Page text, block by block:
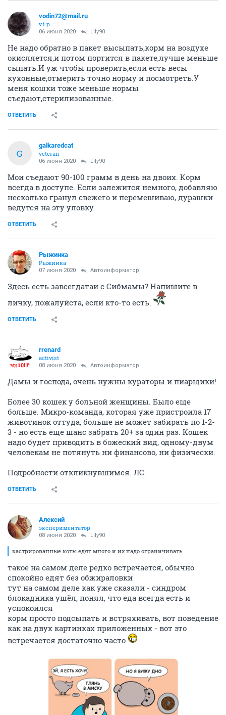
vodin72@mail.ru
v.i.p.
06 июня 2020 Lily90
Не надо обратно в пакет высыпать,корм на воздухе
окисляется,и потом портится в пакете,лучше меньше
сыпать.И уж чтобы проверить,если есть весы
кухонные,отмерить точно норму и посмотреть.У
меня кошки тоже меньше нормы
съедают,стерилизованные.
ОТВЕТИТЬ
G
galkaredcat
veteran
06 июня 2020 Lily90
Мои съедают 90-100 грамм в день на двоих. Корм
всегда в доступе. Если залежится немного, добавляю
несколько гранул свежего и перемешиваю, дурашки
ведутся на эту уловку.
ОТВЕТИТЬ
Рыжинка
Рыжинка
07 июня 2020 Автоинформатор
Здесь есть завсегдатаи с Сибмамы? Напишите в
личку, пожалуйста, если кто-то есть.
ОТВЕТИТЬ
rrenard
activist
08 июня 2020 Автоинформатор
Дамы и господа, очень нужны кураторы и пиарщики!
Более 30 кошек у больной женщины. Было еще
больше. Микро-команда, которая уже пристроила 17
животинок оттуда, больше не может забирать по 1-2-
3 - но есть еще шанс забрать 20+ за один раз. Кошек
надо будет приводить в божеский вид, одному-двум
человекам не потянуть ни финансово, ни физически.
Подробности откликнувшимся. ЛС.
ОТВЕТИТЬ
Алексий
экспериментатор
08 июня 2020 Lily90
кастрированные коты едят много и их надо ограничивать
такое на самом деле редко встречается, обычно
спокойно едят без обжираловки
тут на самом деле как уже сказали - синдром
блокадника ушёл, понял, что еда всегда есть и
успокоился
корм просто подсыпать и встряхивать, вот поведение
как на двух картинках приложенных - вот это
встречается достаточно часто